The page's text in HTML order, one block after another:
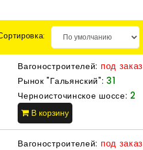
Вагоностроителей: под заказ
Рынок "Гальянский":31
Черноисточинское шоссе: 2
В корзину
Вагоностроителей: под заказ